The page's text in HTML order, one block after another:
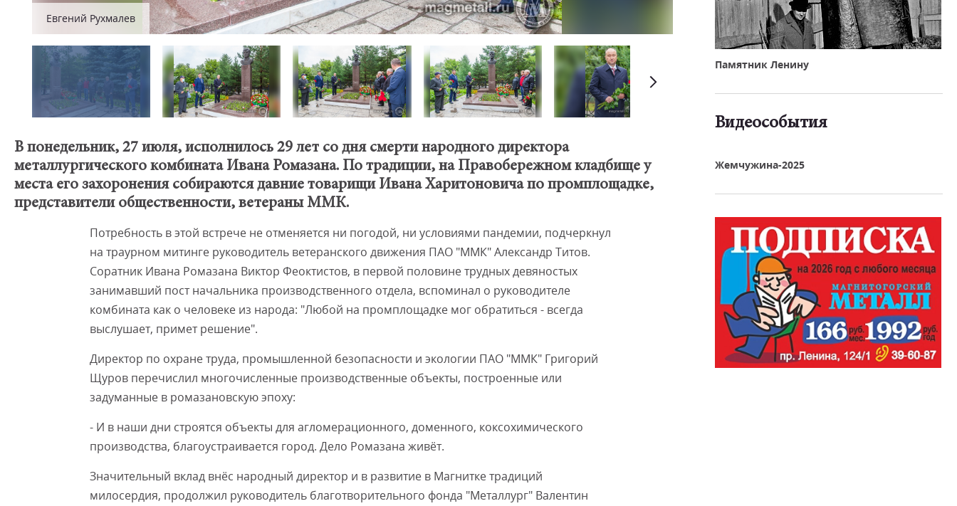
Евгений Рухмалев Евгений Рухмалев
В понедельник, 27 июля, исполнилось 29 лет со дня смерти народного директора
металлургического комбината Ивана Ромазана. По традиции, на Правобережном кладбище у
места его захоронения собираются давние товарищи Ивана Харитоновича по промплощадке,
представители общественности, ветераны ММК.
Потребность в этой встрече не отменяется ни погодой, ни условиями пандемии, подчеркнул
на траурном митинге руководитель ветеранского движения ПАО "ММК" Александр Титов.
Соратник Ивана Ромазана Виктор Феоктистов, в первой половине трудных девяностых
занимавший пост начальника производственного отдела, вспоминал о руководителе
комбината как о человеке из народа: "Любой на промплощадке мог обратиться - всегда
выслушает, примет решение".
Директор по охране труда, промышленной безопасности и экологии ПАО "ММК" Григорий
Щуров перечислил многочисленные производственные объекты, построенные или
задуманные в ромазановскую эпоху:
- И в наши дни строятся объекты для агломерационного, доменного, коксохимического
производства, благоустраивается город. Дело Ромазана живёт.
Значительный вклад внёс народный директор и в развитие в Магнитке традиций
милосердия, продолжил руководитель благотворительного фонда "Металлург" Валентин
Памятник Ленину
Видеособытия
Жемчужина-2025